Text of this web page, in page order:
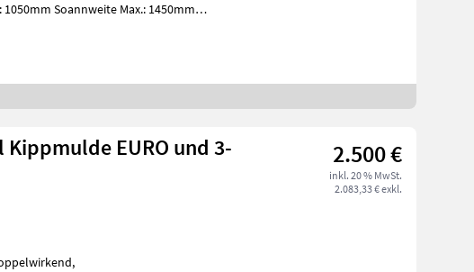
Soannweite Max.: 1450mm
Kippmulde EURO und 3-
2.500 €
inkl. 20 % MwSt.
2.083,33 € exkl.